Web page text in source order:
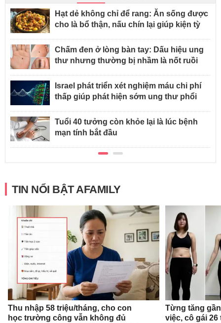
Hạt dẻ không chỉ để rang: Ăn sống được
cho là bổ thận, nấu chín lại giúp kiện tỳ
Chấm đen ở lòng bàn tay: Dấu hiệu ung
thư nhưng thường bị nhầm là nốt ruồi
Israel phát triển xét nghiệm máu chi phí
thấp giúp phát hiện sớm ung thư phổi
Tuổi 40 tưởng còn khỏe lại là lúc bệnh
mạn tính bắt đầu
TIN NỔI BẬT AFAMILY
Thu nhập 58 triệu/tháng, cho con
học trường công vẫn không đủ
Từng tăng
việc, cô gái